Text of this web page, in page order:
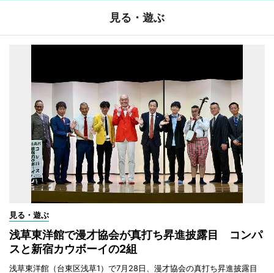
見る・遊ぶ
見る・遊ぶ
浅草東洋館で漫才協会が真打ち昇進披露目 コンパ
スと新宿カウボーイの2組
浅草東洋館（台東区浅草1）で7月28日、漫才協会の真打ち昇進披露目